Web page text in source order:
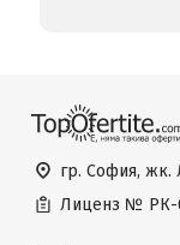
гр. София, жк.
Лиценз № РК-